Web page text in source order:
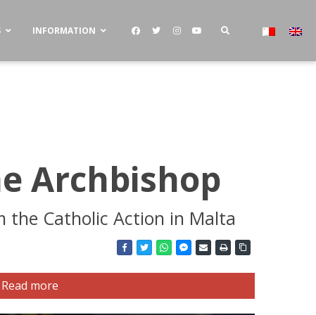
INFORMATION
Archbishop
the Catholic Action in Malta
Read more